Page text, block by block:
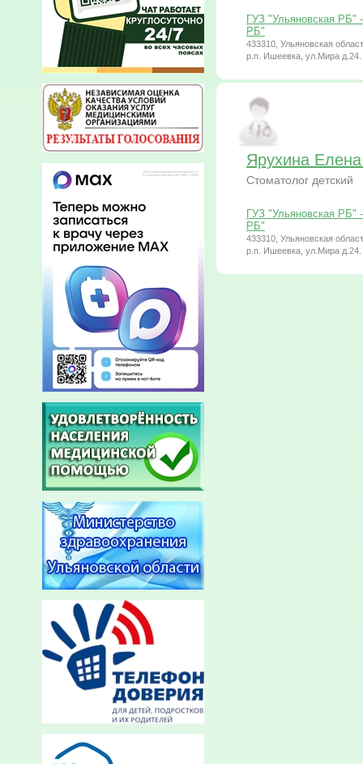
ГУЗ "Ульяновская РБ"
РБ"
433310, Ульяновская
р.п. Ишеевка, ул.Мира д.24.
Ярухина
Стоматолог детский
ГУЗ "Ульяновская РБ"
РБ"
433310, Ульяновская
р.п. Ишеевка, ул.Мира д.24.